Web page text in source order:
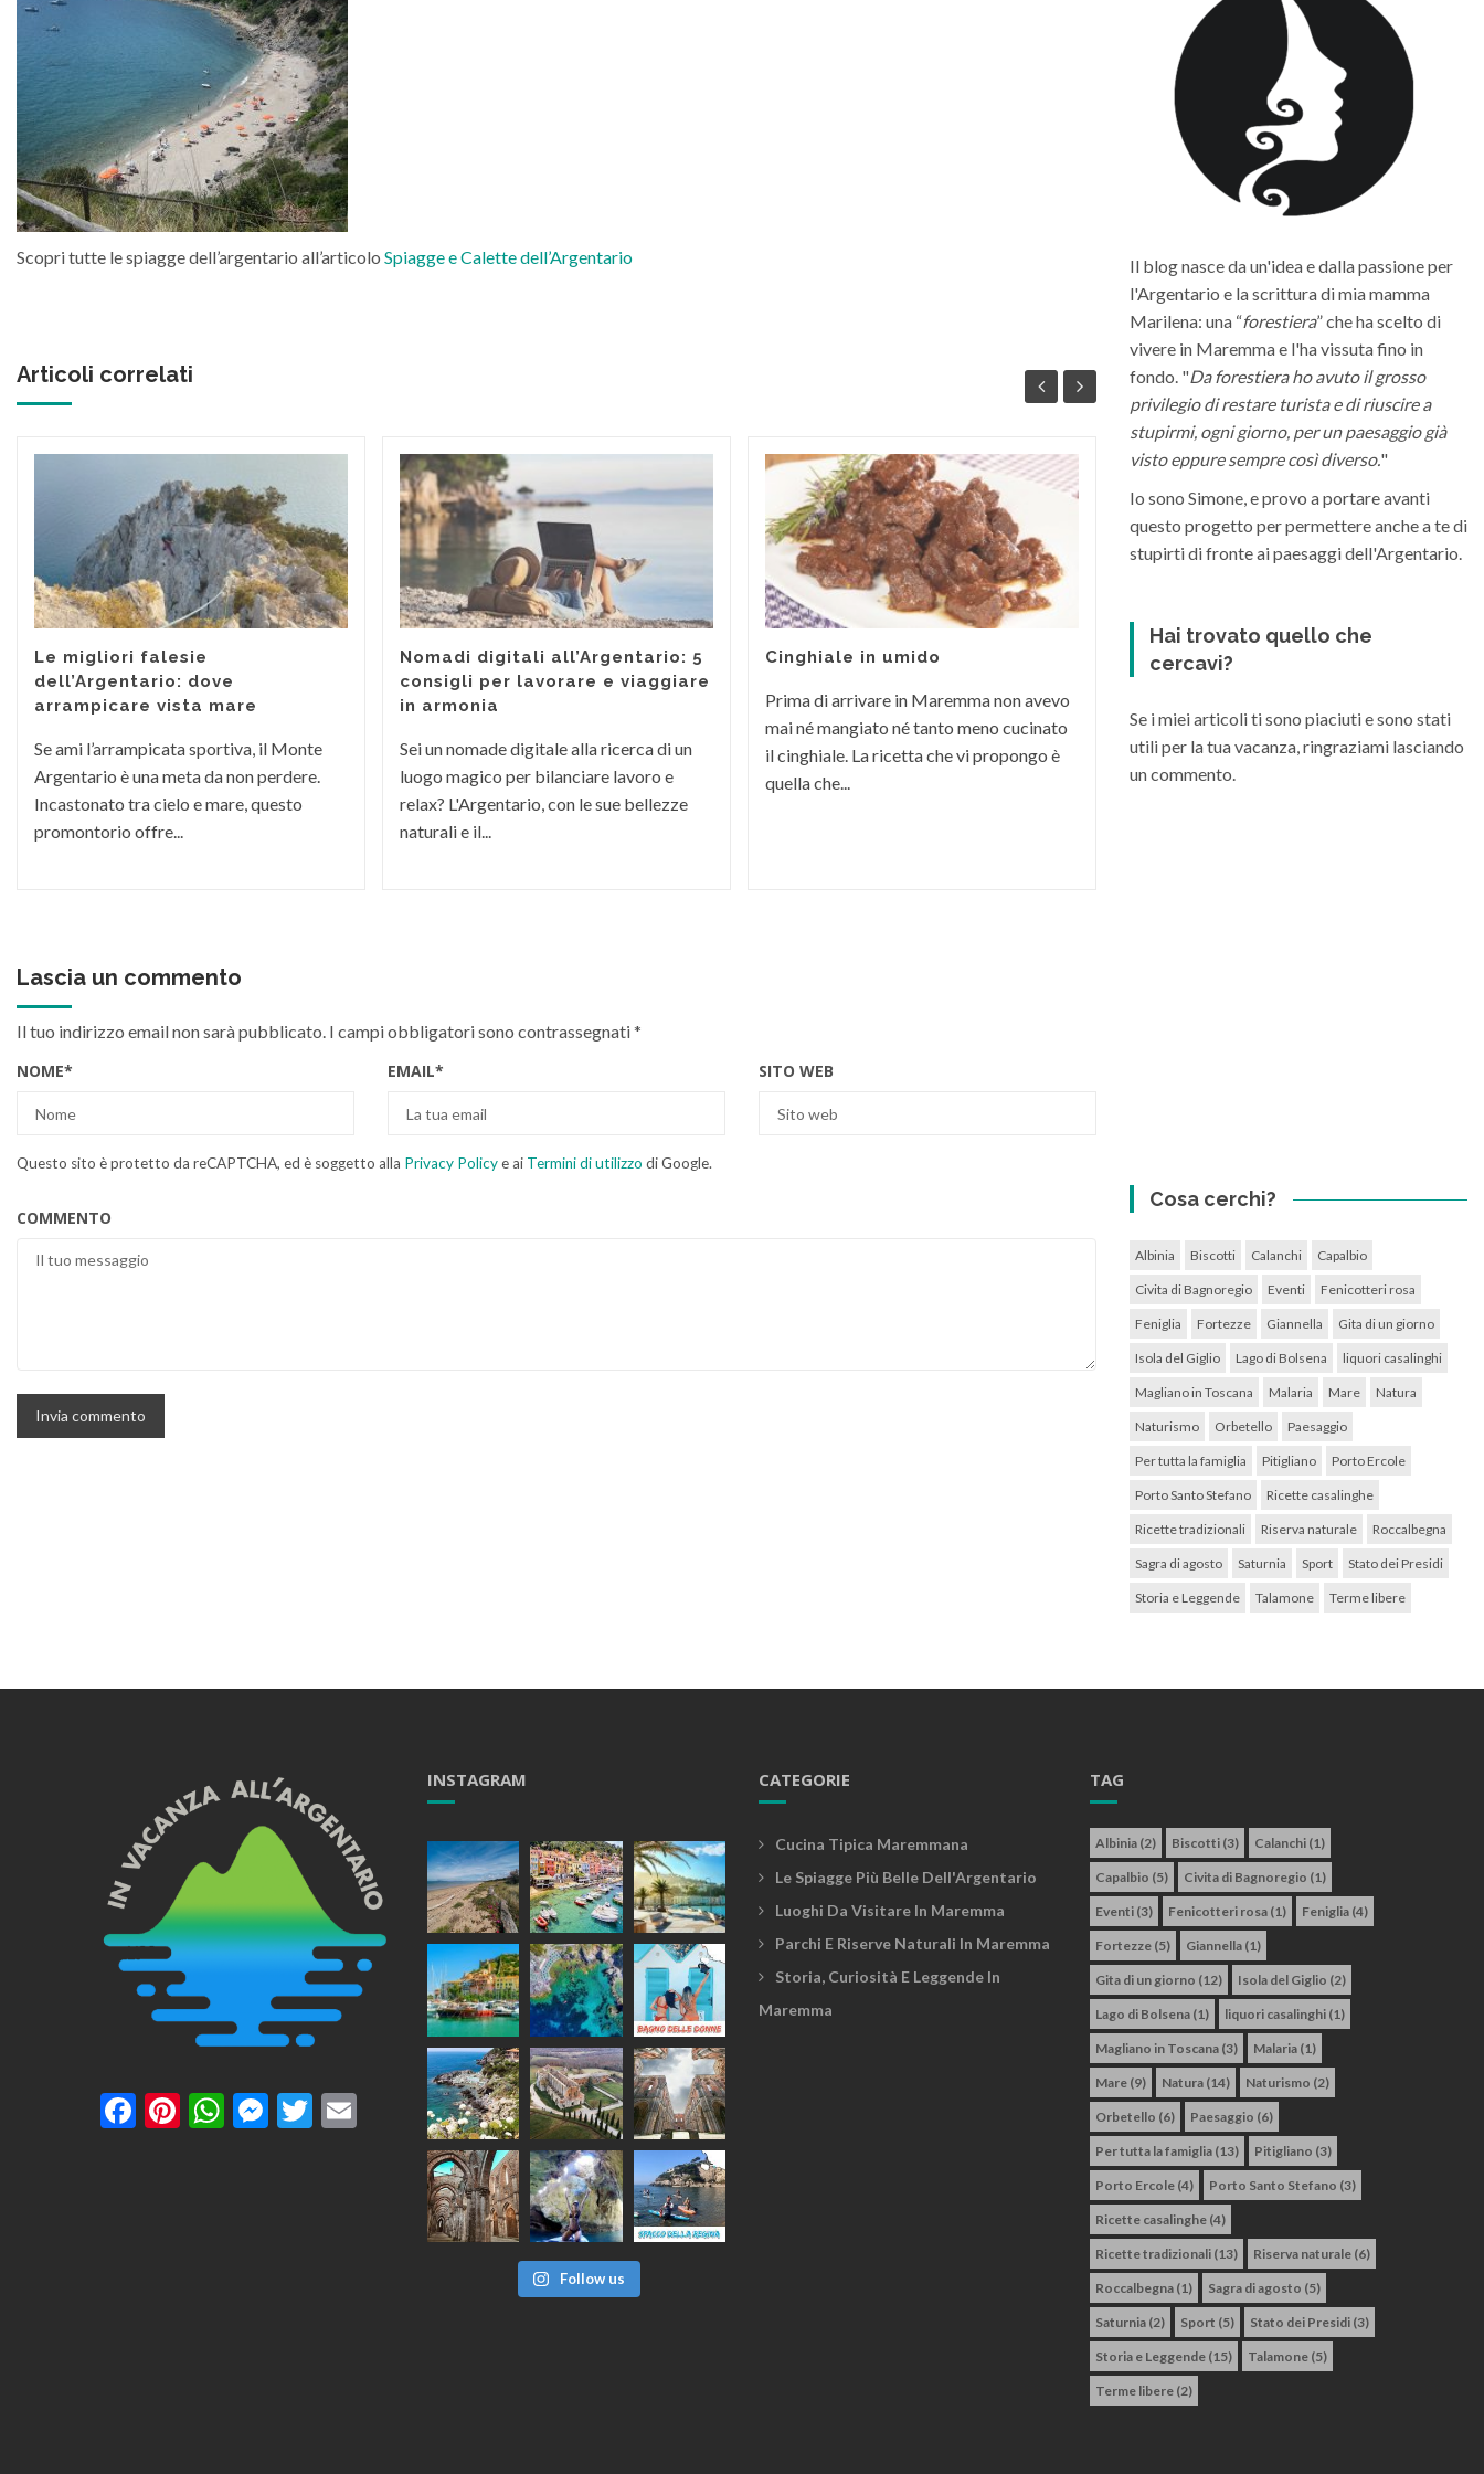
Scopri tutte le spiagge dell’argentario all’articolo Spiagge e Calette dell’Argentario
Articoli correlati
Le migliori falesie
dell’Argentario: dove
arrampicare vista mare
Se ami l’arrampicata sportiva, il Monte
Argentario è una meta da non perdere.
Incastonato tra cielo e mare, questo
promontorio offre...
Nomadi digitali all’Argentario: 5
consigli per lavorare e viaggiare
in armonia
Sei un nomade digitale alla ricerca di un
luogo magico per bilanciare lavoro e
relax? L'Argentario, con le sue bellezze
naturali e il...
Cinghiale in umido
Prima di arrivare in Maremma non avevo
mai né mangiato né tanto meno cucinato
il cinghiale. La ricetta che vi propongo è
quella che...
Maremma Toscana
La Maremma toscana, per le diverse
vini di varia...
Lascia un commento
Il tuo indirizzo email non sarà pubblicato. I campi obbligatori sono contrassegnati*
NOME* EMAIL* SITO WEB
Questo sito è protetto da reCAPTCHA, ed è soggetto alla Privacy Policye ai Termini di utilizzo di Google.
COMMENTO
Il blog nasce da un'idea e dalla passione per
l'Argentario e la scrittura di mia mamma
Marilena: una “forestiera” che ha scelto di
vivere in Maremma e l'ha vissuta fino in
fondo. "Da forestiera ho avuto il grosso
privilegio di restare turista e di riuscire a
stupirmi, ogni giorno, per un paesaggio già
visto eppure sempre così diverso."
Io sono Simone, e provo a portare avanti
questo progetto per permettere anche a te di
stupirti di fronte ai paesaggi dell'Argentario.
Hai trovato quello che
cercavi?
Se i miei articoli ti sono piaciuti e sono stati
utili per la tua vacanza, ringraziami lasciando
un commento.
Cosa cerchi?
Albinia Biscotti Calanchi Capalbio
Civita di Bagnoregio Eventi Fenicotteri rosa
Feniglia Fortezze Giannella Gita di un giorno
Isola del Giglio Lago di Bolsena liquori casalinghi
Magliano in Toscana Malaria Mare Natura
Naturismo Orbetello Paesaggio
Per tutta la famiglia Pitigliano Porto Ercole
Porto Santo Stefano Ricette casalinghe
Ricette tradizionali Riserva naturale Roccalbegna
Sagra di agosto Saturnia Sport Stato dei Presidi
Storia e Leggende Talamone Terme libere
Facebook
Pinterest
WhatsApp
Messenger
Twitter
Email
INSTAGRAM
Follow us
CATEGORIE
Cucina Tipica Maremmana
Le Spiagge Più Belle Dell'Argentario
Luoghi Da Visitare In Maremma
Parchi E Riserve Naturali In Maremma
Storia, Curiosità E Leggende In
Maremma
TAG
Albinia (2) Biscotti (3) Calanchi (1)
Capalbio (5) Civita di Bagnoregio (1)
Eventi (3) Fenicotteri rosa (1) Feniglia (4)
Fortezze (5) Giannella (1)
Gita di un giorno (12) Isola del Giglio (2)
Lago di Bolsena (1) liquori casalinghi (1)
Magliano in Toscana (3) Malaria (1)
Mare (9) Natura (14) Naturismo (2)
Orbetello (6) Paesaggio (6)
Per tutta la famiglia (13) Pitigliano (3)
Porto Ercole (4) Porto Santo Stefano (3)
Ricette casalinghe (4)
Ricette tradizionali (13) Riserva naturale (6)
Roccalbegna (1) Sagra di agosto (5)
Saturnia (2) Sport (5) Stato dei Presidi (3)
Storia e Leggende (15) Talamone (5)
Terme libere (2)